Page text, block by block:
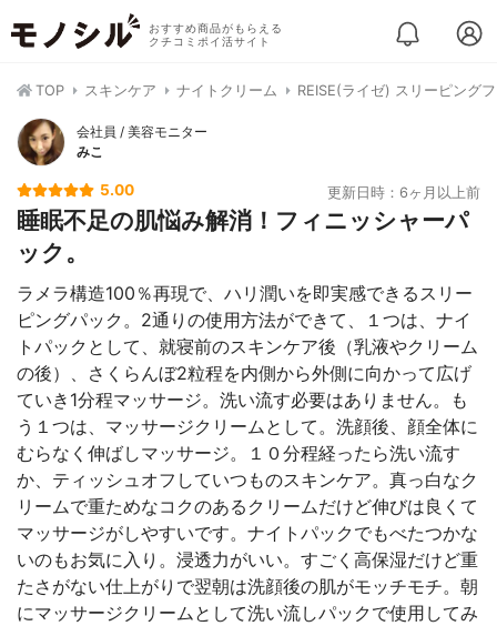
おすすめ商品がもらえる
クチコミポイ活サイト
TOP スキンケア ナイトクリーム REISE(ライゼ) スリーピング
会社員 / 美容モニター
みこ
5.00 更新日時：6ヶ月以上前
睡眠不足の肌悩み解消！フィニッシャーパ
ック。
ラメラ構造100％再現で、ハリ潤いを即実感できるスリー
ピングパック。2通りの使用方法ができて、１つは、ナイ
トパックとして、就寝前のスキンケア後（乳液やクリーム
の後）、さくらんぼ2粒程を内側から外側に向かって広げ
ていき1分程マッサージ。洗い流す必要はありません。も
う１つは、マッサージクリームとして。洗顔後、顔全体に
むらなく伸ばしマッサージ。１０分程経ったら洗い流す
か、ティッシュオフしていつものスキンケア。真っ白なク
リームで重ためなコクのあるクリームだけど伸びは良くて
マッサージがしやすいです。ナイトパックでもべたつかな
いのもお気に入り。浸透力がいい。すごく高保湿だけど重
たさがない仕上がりで翌朝は洗顔後の肌がモッチモチ。朝
にマッサージクリームとして洗い流しパックで使用してみ